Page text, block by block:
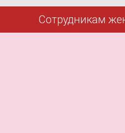
Сотрудникам